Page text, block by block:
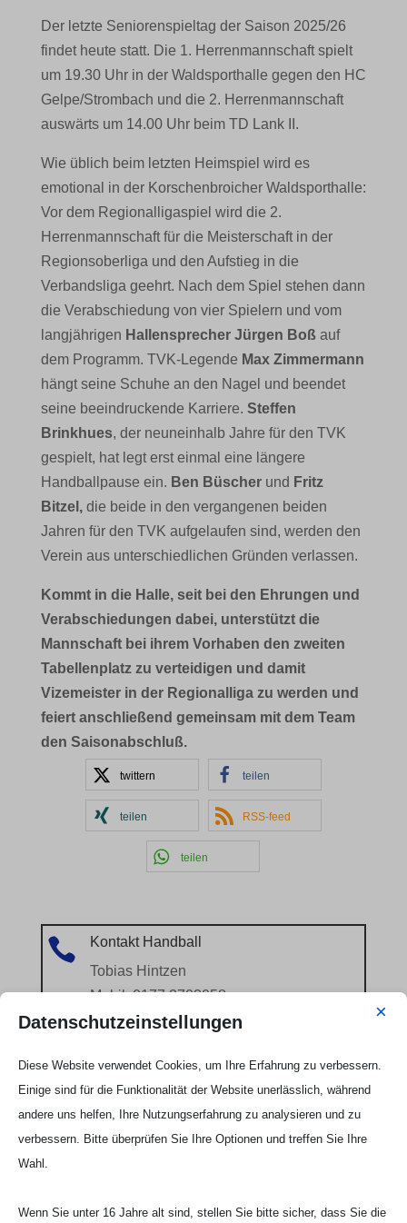
Der letzte Seniorenspieltag der Saison 2025/26
findet heute statt. Die 1. Herrenmannschaft spielt
um 19.30 Uhr in der Waldsporthalle gegen den HC
Gelpe/Strombach und die 2. Herrenmannschaft
auswärts um 14.00 Uhr beim TD Lank II.
Wie üblich beim letzten Heimspiel wird es
emotional in der Korschenbroicher Waldsporthalle:
Vor dem Regionalligaspiel wird die 2.
Herrenmannschaft für die Meisterschaft in der
Regionsoberliga und den Aufstieg in die
Verbandsliga geehrt. Nach dem Spiel stehen dann
die Verabschiedung von vier Spielern und vom
langjährigen Hallensprecher Jürgen Boßauf
dem Programm. TVK-Legende Max Zimmermann
hängt seine Schuhe an den Nagel und beendet
seine beeindruckende Karriere. Steffen
Brinkhues, der neuneinhalb Jahre für den TVK
gespielt, hat legt erst einmal eine längere
Handballpause ein. Ben Büscherund Fritz
Bitzel,die beide in den vergangenen beiden
Jahren für den TVK aufgelaufen sind, werden den
Verein aus unterschiedlichen Gründen verlassen.
Kommt in die Halle, seit bei den Ehrungen und
Verabschiedungen dabei, unterstützt die
Mannschaft bei ihrem Vorhaben den zweiten
Tabellenplatz zu verteidigen und damit
Vizemeister in der Regionalliga zu werden und
feiert anschließend gemeinsam mit dem Team
den Saisonabschluß.
twittern teilen
teilen RSS-feed
teilen

Kontakt Handball
Tobias Hintzen
Mobil: 0177 2703058
Email:Tobias Hintzen
Datenschutzeinstellungen ×
Diese Website verwendet Cookies, um Ihre Erfahrung zu verbessern.
Einige sind für die Funktionalität der Website unerlässlich, während
andere uns helfen, Ihre Nutzungserfahrung zu analysieren und zu
verbessern. Bitte überprüfen Sie Ihre Optionen und treffen Sie Ihre
Wahl.
Wenn Sie unter 16 Jahre alt sind, stellen Sie bitte sicher, dass Sie die